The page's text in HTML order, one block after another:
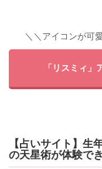
＼＼アイコンが可
「リスミィ」
【占いサイト】生
の天星術が体験で